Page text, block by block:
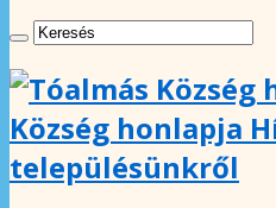
Község honlapja
településünkről